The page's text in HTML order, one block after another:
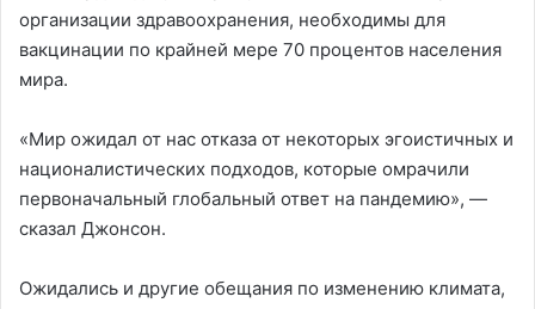
организации здравоохранения, необходимы для
вакцинации по крайней мере 70 процентов населения
мира.
«Мир ожидал от нас отказа от некоторых эгоистичных и
националистических подходов, которые омрачили
первоначальный глобальный ответ на пандемию», —
сказал Джонсон.
Ожидались и другие обещания по изменению климата,